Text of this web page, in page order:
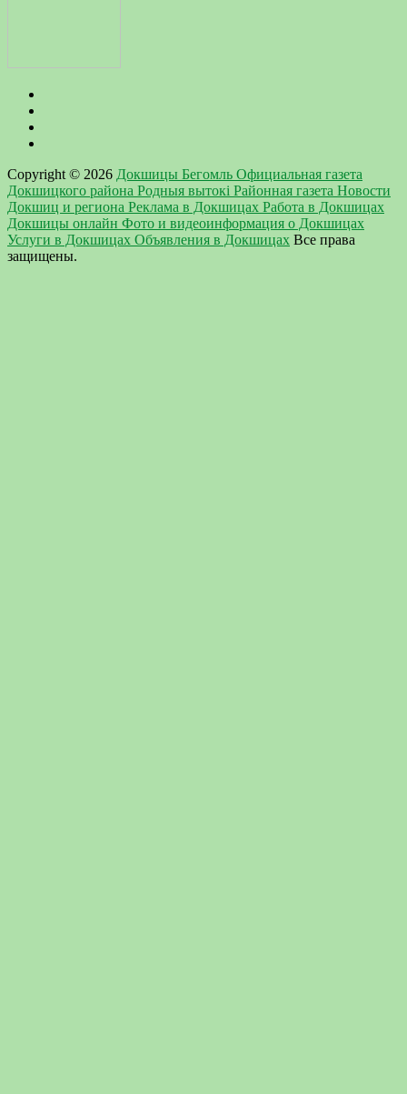
Copyright © 2026 Докшицы Бегомль Официальная газета
Докшицкого района Родныя вытокi Районная газета Новости
Докшиц и региона Реклама в Докшицах Работа в Докшицах
Докшицы онлайн Фото и видеоинформация о Докшицах
Услуги в Докшицах Объявления в Докшицах Все права
защищены.